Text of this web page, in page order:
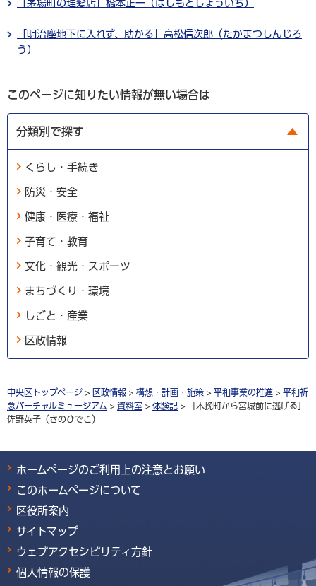
「茅場町の理髪店」橋本正一（はしもとしょういち）
「明治座地下に入れず、助かる」高松信次郎（たかまつしんじろ
う）
このページに知りたい情報が無い場合は
分類別で探す
くらし・手続き
防災・安全
健康・医療・福祉
子育て・教育
文化・観光・スポーツ
まちづくり・環境
しごと・産業
区政情報
中央区トップページ > 区政情報 > 構想・計画・施策 > 平和事業の推進 > 平和祈
念バーチャルミュージアム > 資料室 > 体験記 > 「木挽町から宮城前に逃げる」
佐野英子（さのひでこ）
ホームページのご利用上の注意とお願い
このホームページについて
区役所案内
サイトマップ
ウェブアクセシビリティ方針
個人情報の保護